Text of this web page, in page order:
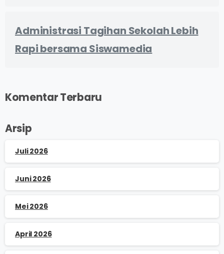
Administrasi Tagihan Sekolah Lebih
Rapi bersama Siswamedia
Komentar Terbaru
Arsip
Juli 2026
Juni 2026
Mei 2026
April 2026